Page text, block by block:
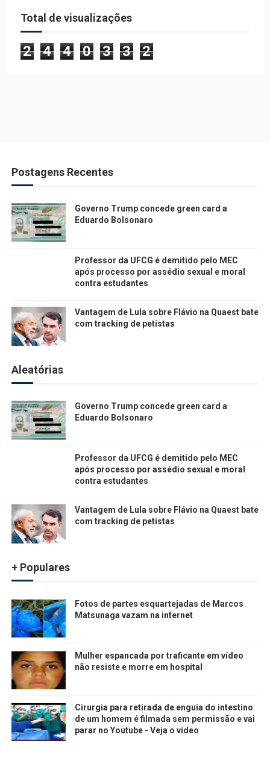
Total de visualizações
2 4 4 0 3 3 2
Postagens Recentes
Governo Trump concede green card a
Eduardo Bolsonaro
Professor da UFCG é demitido pelo MEC
após processo por assédio sexual e moral
contra estudantes
Vantagem de Lula sobre Flávio na Quaest bate
com tracking de petistas
Aleatórias
Governo Trump concede green card a
Eduardo Bolsonaro
Professor da UFCG é demitido pelo MEC
após processo por assédio sexual e moral
contra estudantes
Vantagem de Lula sobre Flávio na Quaest bate
com tracking de petistas
+ Populares
Fotos de partes esquartejadas de Marcos
Matsunaga vazam na internet
Mulher espancada por traficante em vídeo
não resiste e morre em hospital
Cirurgia para retirada de enguia do intestino
de um homem é filmada sem permissão e vai
parar no Youtube - Veja o vídeo